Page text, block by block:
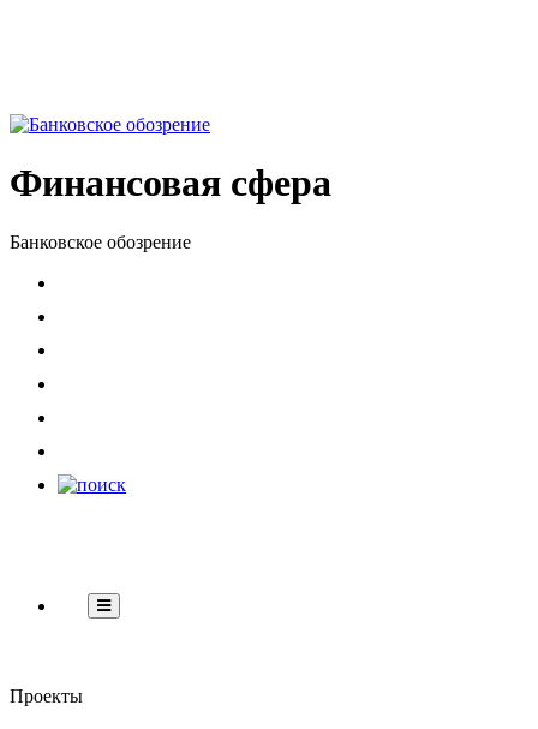
Финансовая сфера
Банковское обозрение
Проекты